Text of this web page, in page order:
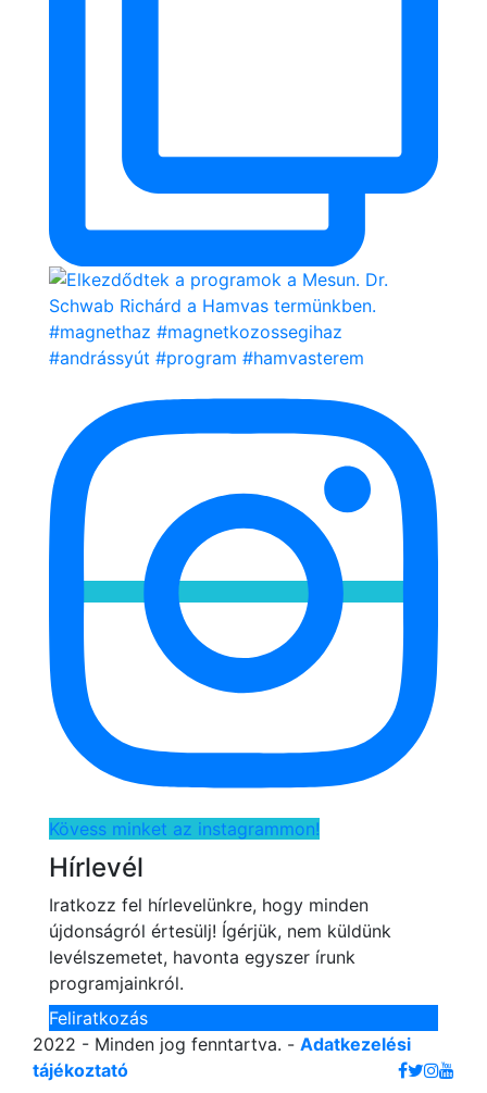
Kövess minket az instagrammon!
Hírlevél
Iratkozz fel hírlevelünkre, hogy minden
újdonságról értesülj! Ígérjük, nem küldünk
levélszemetet, havonta egyszer írunk
programjainkról.
Feliratkozás
2022 - Minden jog fenntartva. - Adatkezelési
tájékoztató